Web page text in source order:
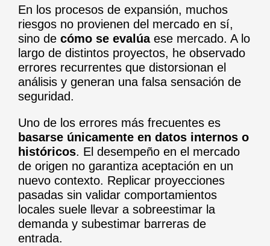
En los procesos de expansión, muchos
riesgos no provienen del mercado en sí,
sino de cómo se evalúaese mercado. A lo
largo de distintos proyectos, he observado
errores recurrentes que distorsionan el
análisis y generan una falsa sensación de
seguridad.
Uno de los errores más frecuentes es
basarse únicamente en datos internos o
históricos. El desempeño en el mercado
de origen no garantiza aceptación en un
nuevo contexto. Replicar proyecciones
pasadas sin validar comportamientos
locales suele llevar a sobreestimar la
demanda y subestimar barreras de
entrada.